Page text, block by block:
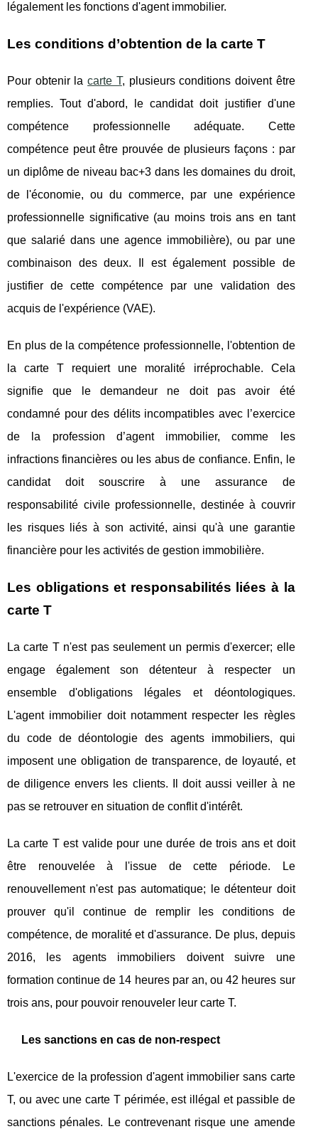
légalement les fonctions d'agent immobilier.
Les conditions d’obtention de la carte T
Pour obtenir lacarte T, plusieurs conditions doivent être
remplies. Tout d'abord, le candidat doit justifier d'une
compétence professionnelle adéquate. Cette
compétence peut être prouvée de plusieurs façons : par
un diplôme de niveau bac+3 dans les domaines du droit,
de l'économie, ou du commerce, par une expérience
professionnelle significative (au moins trois ans en tant
que salarié dans une agence immobilière), ou par une
combinaison des deux. Il est également possible de
justifier de cette compétence par une validation des
acquis de l'expérience (VAE).
En plus de la compétence professionnelle, l'obtention de
la carte T requiert une moralité irréprochable. Cela
signifie que le demandeur ne doit pas avoir été
condamné pour des délits incompatibles avec l’exercice
de la profession d’agent immobilier, comme les
infractions financières ou les abus de confiance. Enfin, le
candidat doit souscrire à une assurance de
responsabilité civile professionnelle, destinée à couvrir
les risques liés à son activité, ainsi qu'à une garantie
financière pour les activités de gestion immobilière.
Les obligations et responsabilités liées à la
carte T
La carte T n'est pas seulement un permis d'exercer; elle
engage également son détenteur à respecter un
ensemble d'obligations légales et déontologiques.
L'agent immobilier doit notamment respecter les règles
du code de déontologie des agents immobiliers, qui
imposent une obligation de transparence, de loyauté, et
de diligence envers les clients. Il doit aussi veiller à ne
pas se retrouver en situation de conflit d'intérêt.
La carte T est valide pour une durée de trois ans et doit
être renouvelée à l'issue de cette période. Le
renouvellement n'est pas automatique; le détenteur doit
prouver qu'il continue de remplir les conditions de
compétence, de moralité et d'assurance. De plus, depuis
2016, les agents immobiliers doivent suivre une
formation continue de 14 heures par an, ou 42 heures sur
trois ans, pour pouvoir renouveler leur carte T.
Les sanctions en cas de non-respect
L'exercice de la profession d'agent immobilier sans carte
T, ou avec une carte T périmée, est illégal et passible de
sanctions pénales. Le contrevenant risque une amende